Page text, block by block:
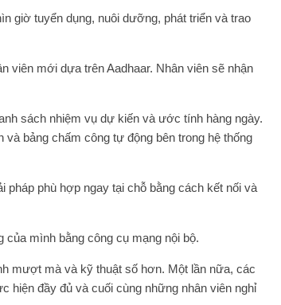
giờ tuyển dụng, nuôi dưỡng, phát triển và trao
viên mới dựa trên Aadhaar. Nhân viên sẽ nhận
sách nhiệm vụ dự kiến ​​và ước tính hàng ngày.
bảng chấm công tự động bên trong hệ thống
pháp phù hợp ngay tại chỗ bằng cách kết nối và
mình bằng công cụ mạng nội bộ.
mượt mà và kỹ thuật số hơn. Một lần nữa, các
hiện đầy đủ và cuối cùng những nhân viên nghỉ